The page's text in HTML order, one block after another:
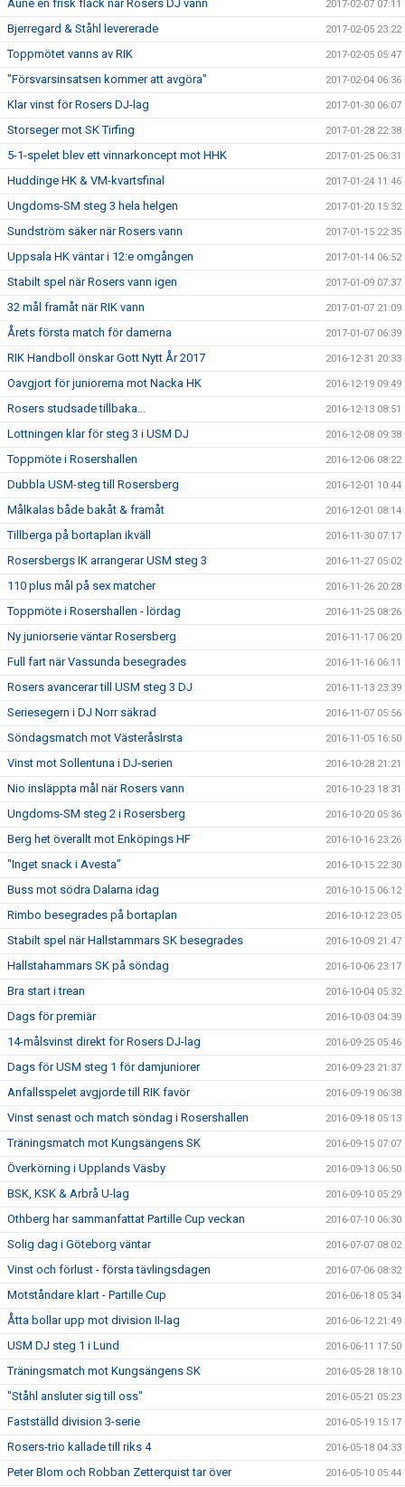
Aune en frisk fläck när Rosers DJ vann 2017-02-07 07:11
Bjerregard & Ståhl levererade 2017-02-05 23:22
Toppmötet vanns av RIK 2017-02-05 05:47
"Försvarsinsatsen kommer att avgöra" 2017-02-04 06:36
Klar vinst för Rosers DJ-lag 2017-01-30 06:07
Storseger mot SK Tirfing 2017-01-28 22:38
5-1-spelet blev ett vinnarkoncept mot HHK 2017-01-25 06:31
Huddinge HK & VM-kvartsfinal 2017-01-24 11:46
Ungdoms-SM steg 3 hela helgen 2017-01-20 15:32
Sundström säker när Rosers vann 2017-01-15 22:35
Uppsala HK väntar i 12:e omgången 2017-01-14 06:52
Stabilt spel när Rosers vann igen 2017-01-09 07:37
32 mål framåt när RIK vann 2017-01-07 21:09
Årets första match för damerna 2017-01-07 06:39
RIK Handboll önskar Gott Nytt År 2017 2016-12-31 20:33
Oavgjort för juniorerna mot Nacka HK 2016-12-19 09:49
Rosers studsade tillbaka... 2016-12-13 08:51
Lottningen klar för steg 3 i USM DJ 2016-12-08 09:38
Toppmöte i Rosershallen 2016-12-06 08:22
Dubbla USM-steg till Rosersberg 2016-12-01 10:44
Målkalas både bakåt & framåt 2016-12-01 08:14
Tillberga på bortaplan ikväll 2016-11-30 07:17
Rosersbergs IK arrangerar USM steg 3 2016-11-27 05:02
110 plus mål på sex matcher 2016-11-26 20:28
Toppmöte i Rosershallen - lördag 2016-11-25 08:26
Ny juniorserie väntar Rosersberg 2016-11-17 06:20
Full fart när Vassunda besegrades 2016-11-16 06:11
Rosers avancerar till USM steg 3 DJ 2016-11-13 23:39
Seriesegern i DJ Norr säkrad 2016-11-07 05:56
Söndagsmatch mot VästeråsIrsta 2016-11-05 16:50
Vinst mot Sollentuna i DJ-serien 2016-10-28 21:21
Nio insläppta mål när Rosers vann 2016-10-23 18:31
Ungdoms-SM steg 2 i Rosersberg 2016-10-20 05:36
Berg het överallt mot Enköpings HF 2016-10-16 23:26
"Inget snack i Avesta" 2016-10-15 22:30
Buss mot södra Dalarna idag 2016-10-15 06:12
Rimbo besegrades på bortaplan 2016-10-12 23:05
Stabilt spel när Hallstammars SK besegrades 2016-10-09 21:47
Hallstahammars SK på söndag 2016-10-06 23:17
Bra start i trean 2016-10-04 05:32
Dags för premiär 2016-10-03 04:39
14-målsvinst direkt för Rosers DJ-lag 2016-09-25 05:46
Dags för USM steg 1 för damjuniorer 2016-09-23 21:37
Anfallsspelet avgjorde till RIK favör 2016-09-19 06:38
Vinst senast och match söndag i Rosershallen 2016-09-18 05:13
Träningsmatch mot Kungsängens SK 2016-09-15 07:07
Överkörning i Upplands Väsby 2016-09-13 06:50
BSK, KSK & Arbrå U-lag 2016-09-10 05:29
Othberg har sammanfattat Partille Cup veckan 2016-07-10 06:30
Solig dag i Göteborg väntar 2016-07-07 08:02
Vinst och förlust - första tävlingsdagen 2016-07-06 08:32
Motståndare klart - Partille Cup 2016-06-18 05:34
Åtta bollar upp mot division II-lag 2016-06-12 21:49
USM DJ steg 1 i Lund 2016-06-11 17:50
Träningsmatch mot Kungsängens SK 2016-05-28 18:10
"Ståhl ansluter sig till oss" 2016-05-21 05:23
Fastställd division 3-serie 2016-05-19 15:17
Rosers-trio kallade till riks 4 2016-05-18 04:33
Peter Blom och Robban Zetterquist tar över 2016-05-10 05:44